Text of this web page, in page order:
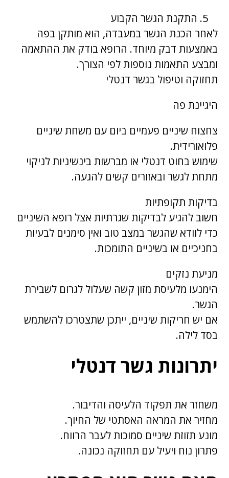
התקנת הגשר הקבוע
לאחר הכנת הגשר במעבדה, הוא מותקן בפה
באמצעות דבק מיוחד. הרופא בודק את ההתאמה
ומבצע התאמות נוספות לפי הצורך.
תחזוקה וטיפול בגשר דנטלי
היגיינת פה
צחצוח שיניים פעמיים ביום עם משחת שיניים
פלואורידית.
שימוש בחוט דנטלי או מברשות בינשיניות לניקוי
מתחת לגשר ובאזורים קשים להגעה.
בדיקות תקופתיות
חשוב להגיע לבדיקות שגרתיות אצל רופא השיניים
כדי לוודא שהגשר במצב טוב ואין סימנים לבעיות
בחניכיים או בשיניים התומכות.
מניעת נזקים
הימנעו מלעיסת מזון קשה שעלול לגרום לשבירת
הגשר.
אם יש חריקות שיניים, ייתכן שתצטרכו להשתמש
בסד לילה.
יתרונות גשר דנטלי
משחזר את תפקוד הלעיסה והדיבור.
מחזיר את המראה האסתטי של החיוך.
מונע תזוזת שיניים סמוכות לעבר הרווח.
פתרון נוח ויעיל עם תחזוקה נכונה.